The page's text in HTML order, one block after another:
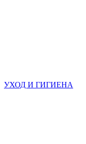
УХОД И ГИГИЕНА